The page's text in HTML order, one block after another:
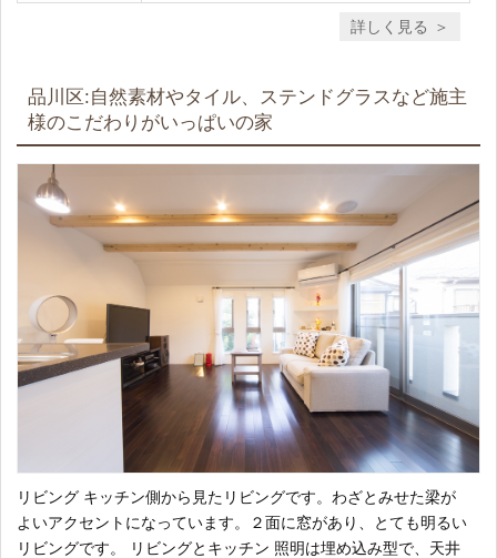
詳しく見る
品川区:自然素材やタイル、ステンドグラスなど施主
様のこだわりがいっぱいの家
リビング キッチン側から見たリビングです。わざとみせた梁が
よいアクセントになっています。２面に窓があり、とても明るい
リビングです。 リビングとキッチン 照明は埋め込み型で、天井